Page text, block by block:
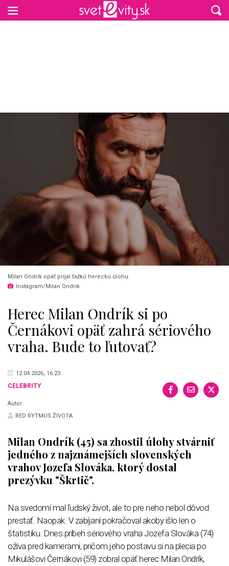
Milan Ondrík opäť prijal ťažkú hereckú úlohu.
Instagram/Milan Ondrik
Herec Milan Ondrík si po
Černákovi opäť zahrá sériového
vraha. Bude to ľutovať?
12.04.2026, 16:23
CELEBRITY
Autor:
RED RYTMUS ŽIVOTA
Milan Ondrík (45) sa zhostil úlohy stvárniť
jedného z najznámejších slovenských
vrahov Jozefa Slováka, ktorý dostal
prezývku "Škrtič".
Na svedomí mal ľudský život, ale to pre neho nebol dôvod
prestať. Naopak. V zabíjaní pokračoval akoby išlo len o
štatistiku. Dnes príbeh sériového vraha Jozefa Slováka (74)
ožíva pred kamerami, pričom jeho postavu si na plecia po
Mikulášovi Černákovi (59) zobral opäť herec Milan Ondrík,